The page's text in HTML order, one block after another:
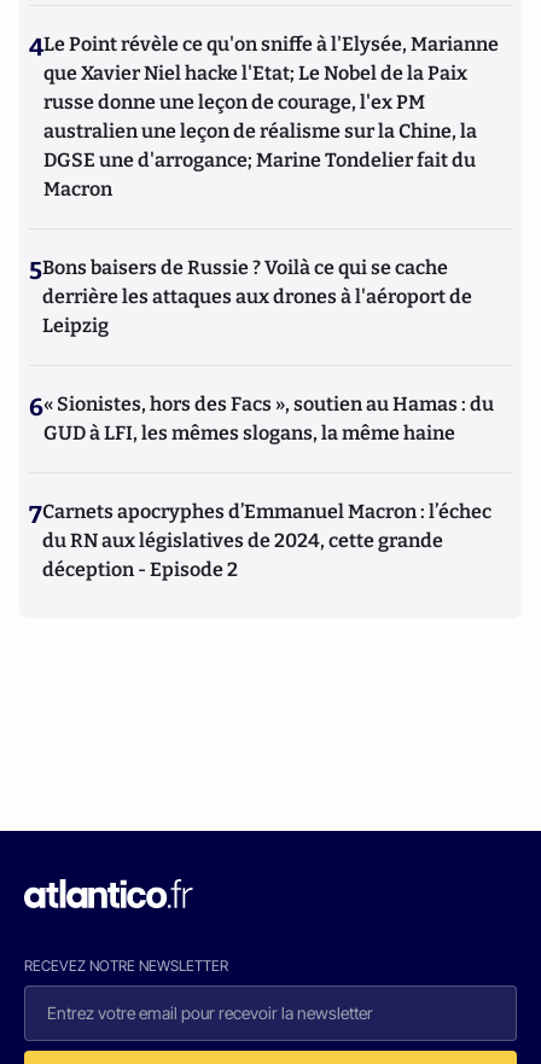
4Le Point révèle ce qu'on sniffe à l'Elysée, Marianne
que Xavier Niel hacke l'Etat; Le Nobel de la Paix
russe donne une leçon de courage, l'ex PM
australien une leçon de réalisme sur la Chine, la
DGSE une d'arrogance; Marine Tondelier fait du
Macron
5Bons baisers de Russie ? Voilà ce qui se cache
derrière les attaques aux drones à l'aéroport de
Leipzig
6« Sionistes, hors des Facs », soutien au Hamas : du
GUD à LFI, les mêmes slogans, la même haine
7Carnets apocryphes d’Emmanuel Macron : l’échec
du RN aux législatives de 2024, cette grande
déception - Episode 2
RECEVEZ NOTRE NEWSLETTER